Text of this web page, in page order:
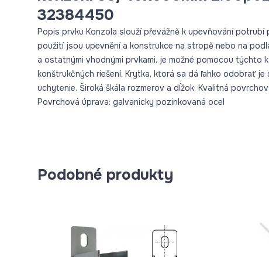
32384450
Popis prvku Konzola slouží převážně k upevňování potrubí
použití jsou upevnění a konstrukce na stropě nebo na
a ostatnými vhodnými prvkami, je možné pomocou týchto
konštrukčných riešení. Krytka, ktorá sa dá ľahko odobrať
uchytenie. Široká škála rozmerov a dĺžok. Kvalitná
Povrchová úprava: galvanicky pozinkovaná ocel
Podobné produkty